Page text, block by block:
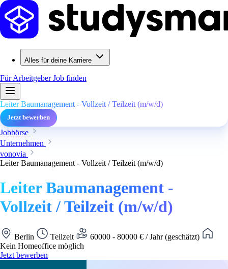
Alles für deine Karriere
Für ArbeitgeberJob finden
Leiter Baumanagement - Vollzeit / Teilzeit (m/w/d)
Jetzt bewerben
Jobbörse
Unternehmen
vonovia
Leiter Baumanagement - Vollzeit / Teilzeit (m/w/d)
Leiter Baumanagement -
Vollzeit / Teilzeit (m/w/d)
Berlin Teilzeit
60000 - 80000 € / Jahr (geschätzt)
Kein Homeoffice möglich
Jetzt bewerben